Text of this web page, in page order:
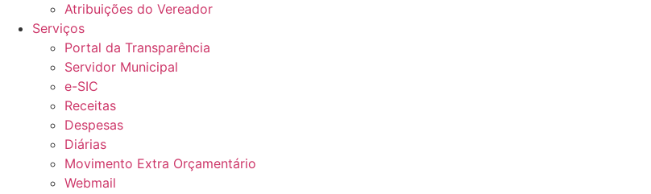
Atribuições do Vereador
Serviços
Portal da Transparência
Servidor Municipal
e-SIC
Receitas
Despesas
Diárias
Movimento Extra Orçamentário
Webmail